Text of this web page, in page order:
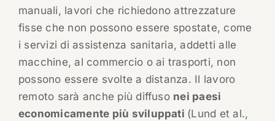
manuali, lavori che richiedono attrezzature
fisse che non possono essere spostate, come
i servizi di assistenza sanitaria, addetti alle
macchine, al commercio o ai trasporti, non
possono essere svolte a distanza. Il lavoro
remoto sarà anche più diffuso nei paesi
economicamente più sviluppati (Lund et al.,